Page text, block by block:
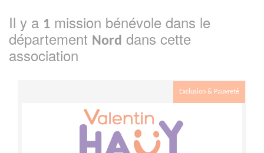
Il y a 1 mission bénévole dans le
département Nord dans cette
association
Exclusion & Pauvreté